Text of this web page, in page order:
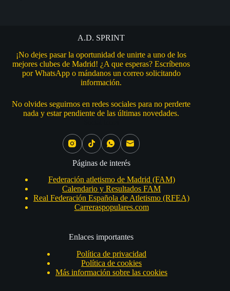
A.D. SPRINT
¡No dejes pasar la oportunidad de unirte a uno de los
mejores clubes de Madrid! ¿A que esperas? Escríbenos
por WhatsApp o mándanos un correo solicitando
información.
No olvides seguirnos en redes sociales para no perderte
nada y estar pendiente de las últimas novedades.
Páginas de interés
Federación atletismo de Madrid (FAM)
Calendario y Resultados FAM
Real Federación Española de Atletismo (RFEA)
Carreraspopulares.com
Enlaces importantes
Política de privacidad
Política de cookies
Más información sobre las cookies